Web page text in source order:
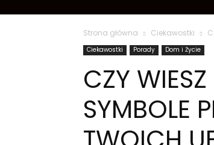
polsku
Strona główna Ciekawostki
Ciekawostki Porady Dom i Życie
CZY
SYMBOLE